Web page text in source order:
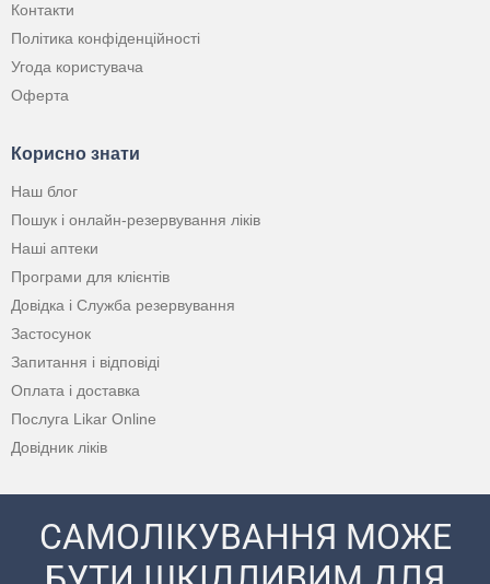
Контакти
Політика конфіденційності
Угода користувача
Оферта
Корисно знати
Наш блог
Пошук і онлайн-резервування ліків
Наші аптеки
Програми для клієнтів
Довідка і Служба резервування
Застосунок
Запитання і відповіді
Оплата і доставка
Послуга Likar Online
Довідник ліків
САМОЛІКУВАННЯ МОЖЕ